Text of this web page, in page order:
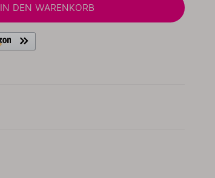
IN DEN WARENKORB